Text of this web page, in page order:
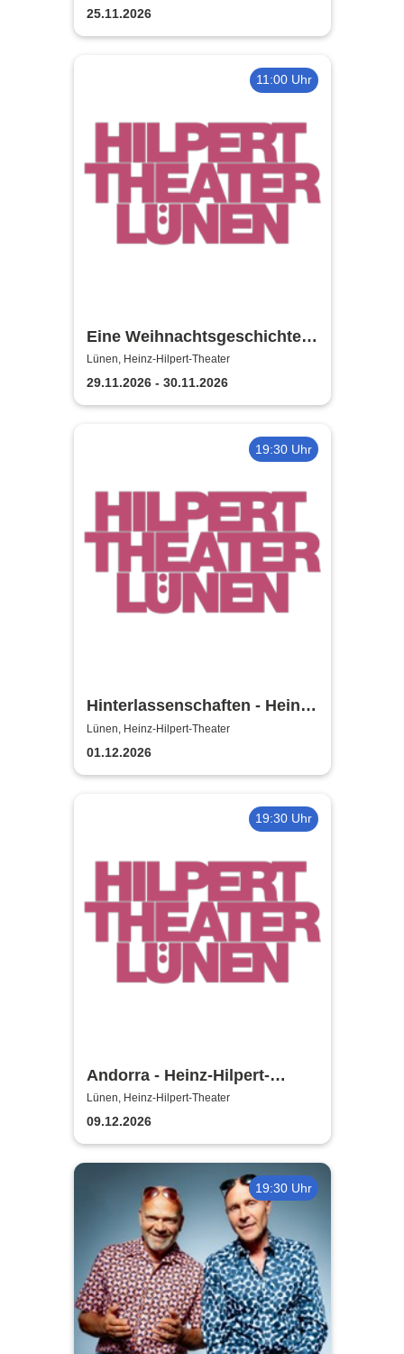
25.11.2026
11:00 Uhr
Eine Weihnachtsgeschichte -
Heinz-Hilpert-Theater Lünen
Lünen, Heinz-Hilpert-Theater
29.11.2026 - 30.11.2026
19:30 Uhr
Hinterlassenschaften - Heinz-
Hilpert-Theater
Lünen, Heinz-Hilpert-Theater
01.12.2026
19:30 Uhr
Andorra - Heinz-Hilpert-
Theater
Lünen, Heinz-Hilpert-Theater
09.12.2026
19:30 Uhr